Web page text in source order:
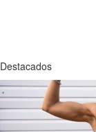
Destacados